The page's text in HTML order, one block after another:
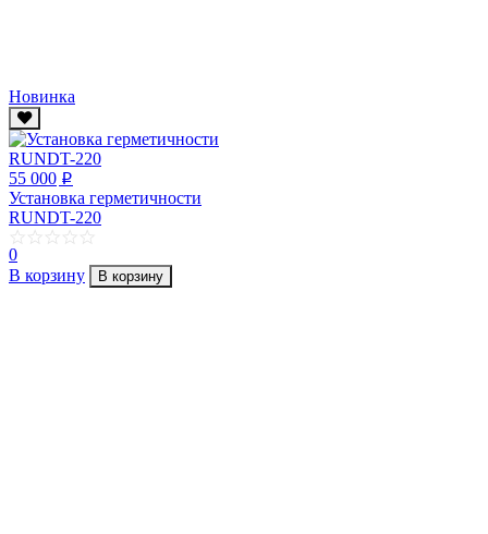
Новинка
55 000 p
Установка герметичности
RUNDT-220
0
В корзину
В корзину